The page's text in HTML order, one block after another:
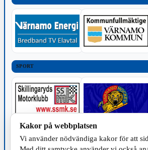
SPORT
Kakor på webbplatsen
Vi använder nödvändiga kakor för att